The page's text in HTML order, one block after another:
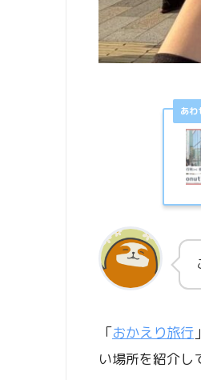
「おかえり旅行
い場所を紹介し